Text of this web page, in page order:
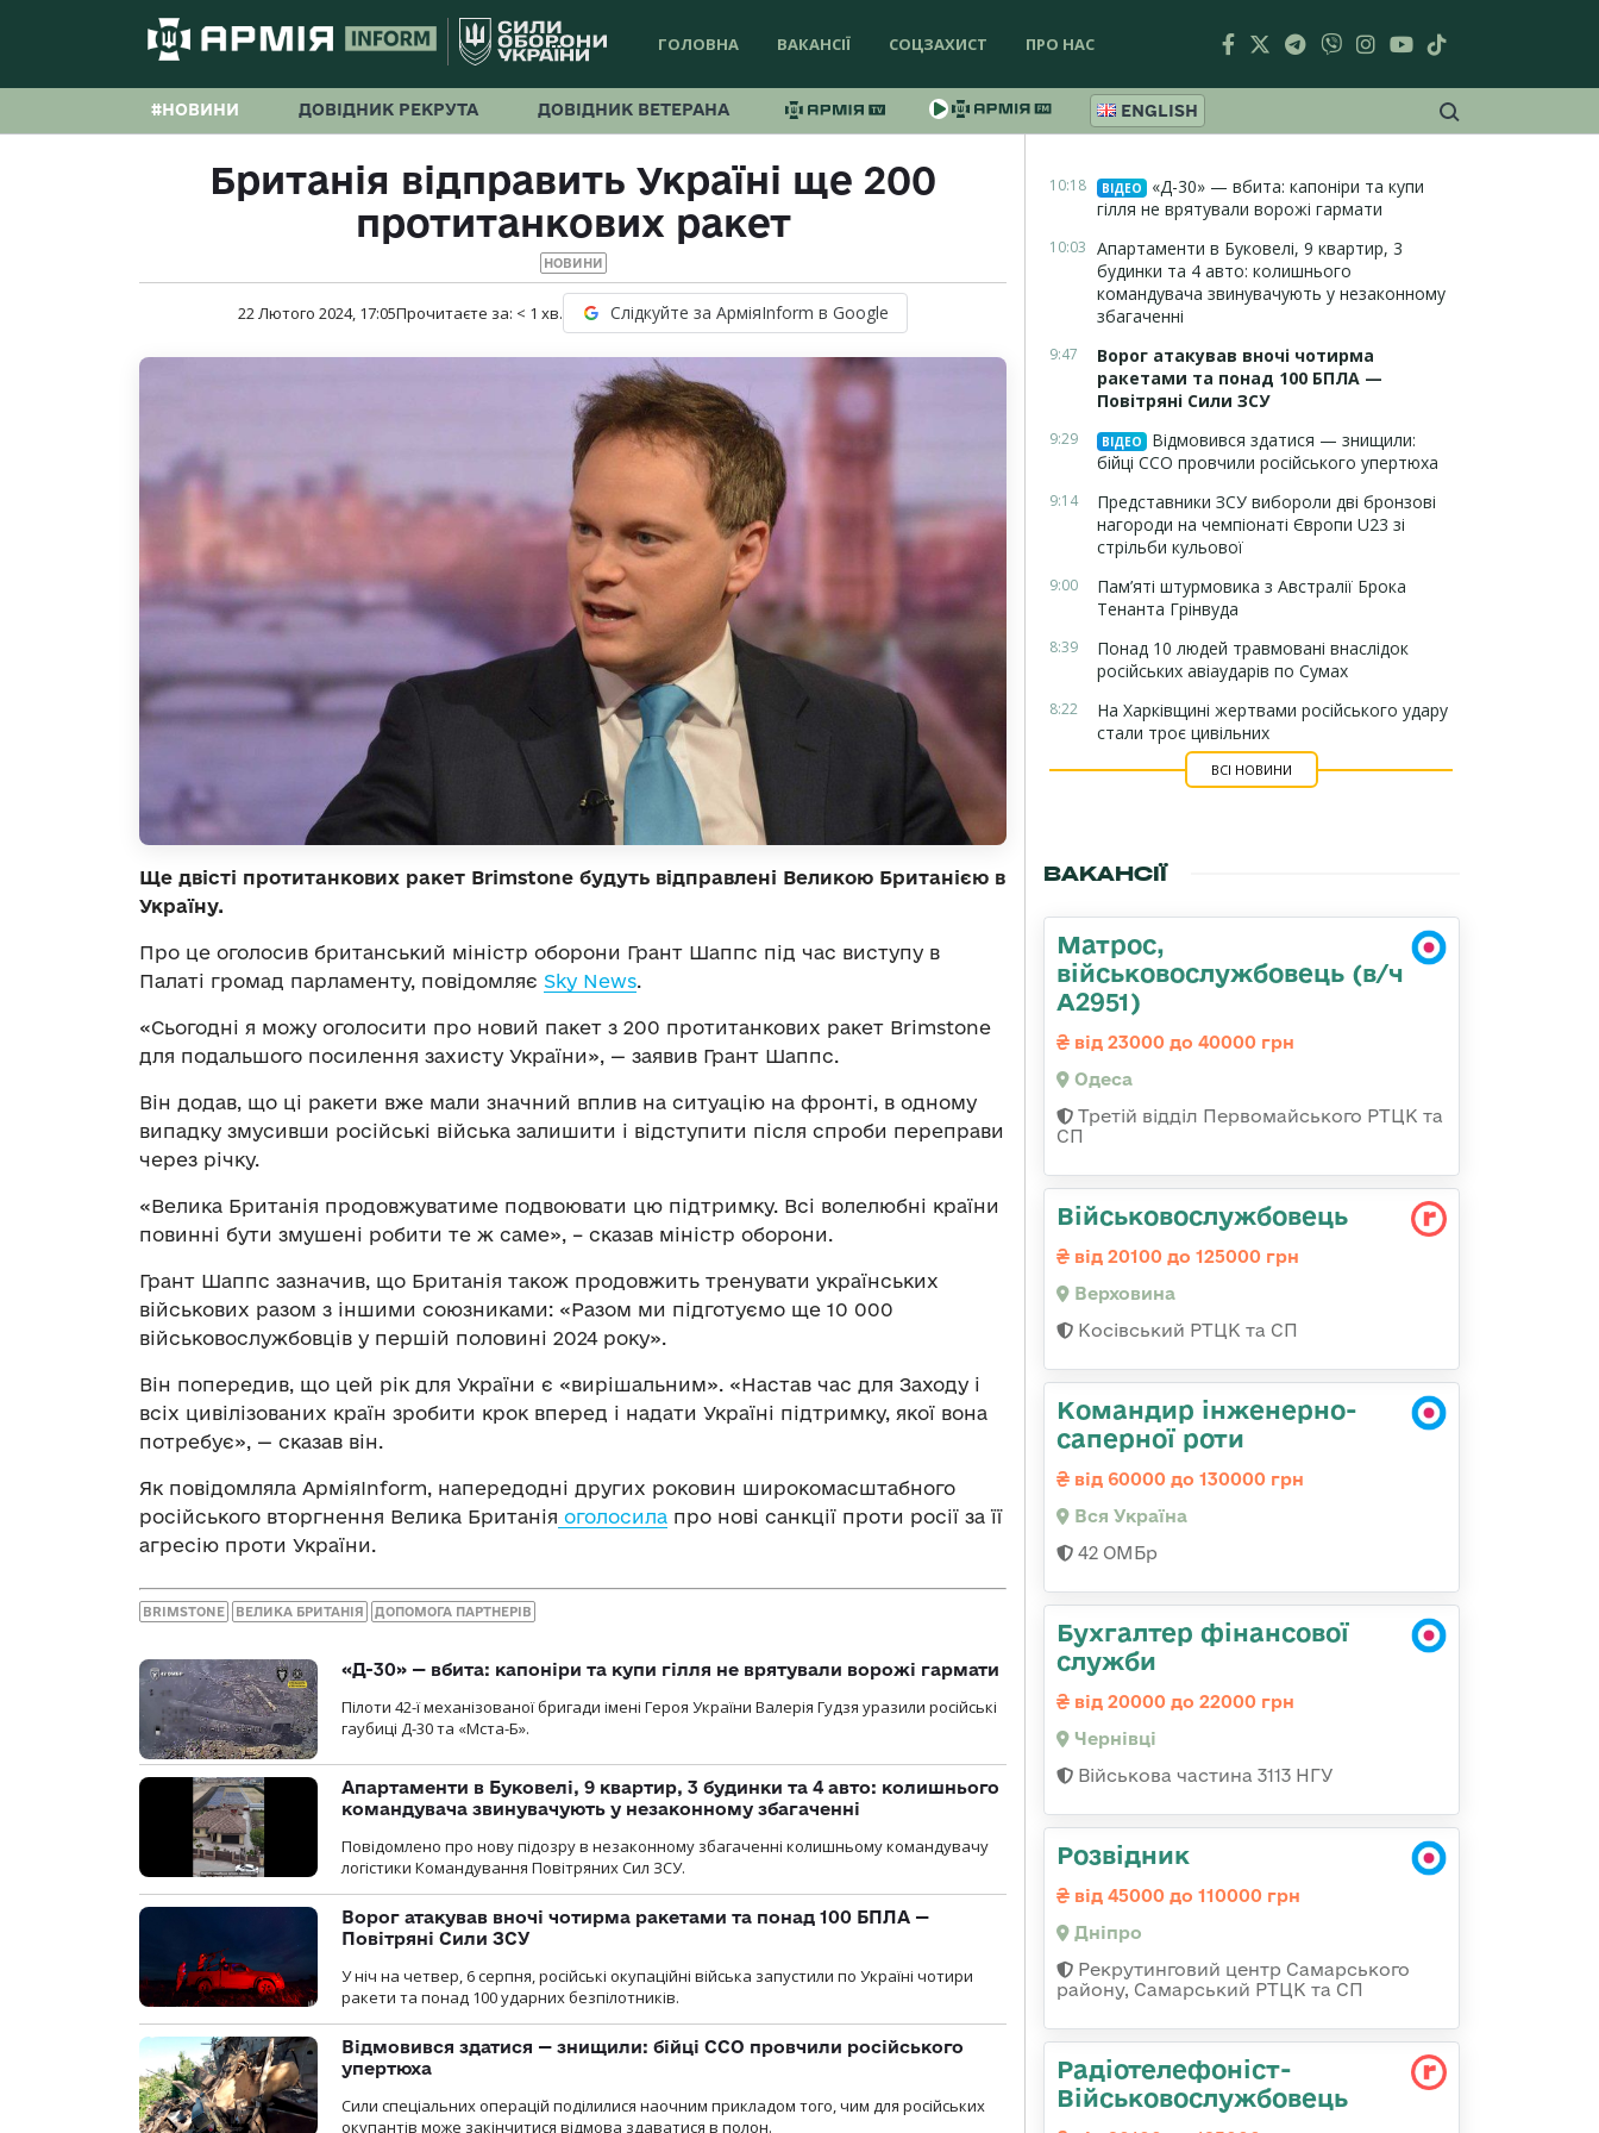
ГОЛОВНА ВАКАНСІЇ СОЦЗАХИСТ ПРО НАС
#НОВИНИ ДОВІДНИК РЕКРУТА ДОВІДНИК ВЕТЕРАНА ENGLISH
Британія відправить Україні ще 200
протитанкових ракет
НОВИНИ
22 Лютого 2024, 17:05Прочитаєте за: < 1 хв. Слідкуйте за АрміяInform в Google
Ще двісті протитанкових ракет Brimstone будуть відправлені Великою Британією в
Україну.
Про це оголосив британський міністр оборони Грант Шаппс під час виступу в
Палаті громад парламенту, повідомляє Sky News.
«Сьогодні я можу оголосити про новий пакет з 200 протитанкових ракет Brimstone
для подальшого посилення захисту України», — заявив Грант Шаппс.
Він додав, що ці ракети вже мали значний вплив на ситуацію на фронті, в одному
випадку змусивши російські війська залишити і відступити після спроби переправи
через річку.
«Велика Британія продовжуватиме подвоювати цю підтримку. Всі волелюбні країни
повинні бути змушені робити те ж саме», – сказав міністр оборони.
Грант Шаппс зазначив, що Британія також продовжить тренувати українських
військових разом з іншими союзниками: «Разом ми підготуємо ще 10 000
військовослужбовців у першій половині 2024 року».
Він попередив, що цей рік для України є «вирішальним». «Настав час для Заходу і
всіх цивілізованих країн зробити крок вперед і надати Україні підтримку, якої вона
потребує», — сказав він.
Як повідомляла АрміяInform, напередодні других роковин широкомасштабного
російського вторгнення Велика Британія оголосила про нові санкції проти росії за її
агресію проти України.
BRIMSTONE ВЕЛИКА БРИТАНІЯ ДОПОМОГА ПАРТНЕРІВ
«Д-30» — вбита: капоніри та купи гілля не врятували ворожі гармати
Пілоти 42-ї механізованої бригади імені Героя України Валерія Гудзя уразили російські
гаубиці Д-30 та «Мста-Б».
Апартаменти в Буковелі, 9 квартир, 3 будинки та 4 авто: колишнього
командувача звинувачують у незаконному збагаченні
Повідомлено про нову підозру в незаконному збагаченні колишньому командувачу
логістики Командування Повітряних Сил ЗСУ.
Ворог атакував вночі чотирма ракетами та понад 100 БПЛА —
Повітряні Сили ЗСУ
У ніч на четвер, 6 серпня, російські окупаційні війська запустили по Україні чотири
ракети та понад 100 ударних безпілотників.
Відмовився здатися — знищили: бійці ССО провчили російського
упертюха
Сили спеціальних операцій поділилися наочним прикладом того, чим для російських
окупантів може закінчитися відмова здаватися в полон.
10:18 ВІДЕО
«Д-30» — вбита: капоніри та купи
гілля не врятували ворожі гармати
10:03 Апартаменти в Буковелі, 9 квартир, 3
будинки та 4 авто: колишнього
командувача звинувачують у незаконному
збагаченні
9:47
Ворог атакував вночі чотирма
ракетами та понад 100 БПЛА —
Повітряні Сили ЗСУ
9:29 ВІДЕО
Відмовився здатися — знищили:
бійці ССО провчили російського упертюха
9:14
Представники ЗСУ вибороли дві бронзові
нагороди на чемпіонаті Європи U23 зі
стрільби кульової
9:00
Пам’яті штурмовика з Австралії Брока
Тенанта Грінвуда
8:39
Понад 10 людей травмовані внаслідок
російських авіаударів по Сумах
8:22
На Харківщині жертвами російського удару
стали троє цивільних
ВСІ НОВИНИ
ВАКАНСІЇ
Матрос,
військовослужбовець (в/ч
А2951)
від 23000 до 40000 грн
Одеса
Третій відділ Первомайського РТЦК та
СП
Військовослужбовець
від 20100 до 125000 грн
Верховина
Косівський РТЦК та СП
Командир інженерно-
саперної роти
від 60000 до 130000 грн
Вся Україна
42 ОМБр
Бухгалтер фінансової
служби
від 20000 до 22000 грн
Чернівці
Військова частина 3113 НГУ
Розвідник
від 45000 до 110000 грн
Дніпро
Рекрутинговий центр Самарського
району, Самарський РТЦК та СП
Радіотелефоніст-
Військовослужбовець